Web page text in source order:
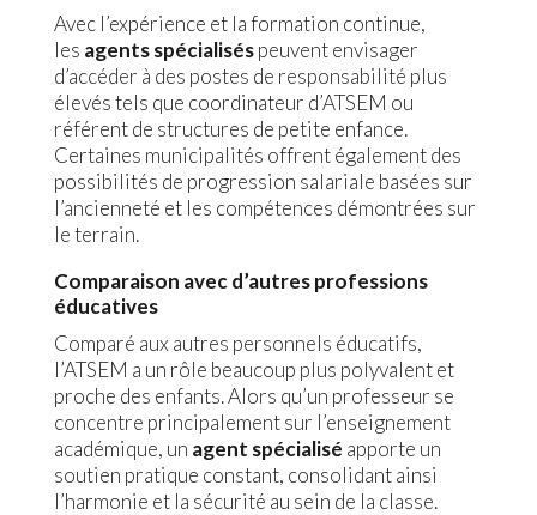
Avec l’expérience et la formation continue,
les agents spécialiséspeuvent envisager
d’accéder à des postes de responsabilité plus
élevés tels que coordinateur d’ATSEM ou
référent de structures de petite enfance.
Certaines municipalités offrent également des
possibilités de progression salariale basées sur
l’ancienneté et les compétences démontrées sur
le terrain.
Comparaison avec d’autres professions
éducatives
Comparé aux autres personnels éducatifs,
l’ATSEM a un rôle beaucoup plus polyvalent et
proche des enfants. Alors qu’un professeur se
concentre principalement sur l’enseignement
académique, un agent spécialisé apporte un
soutien pratique constant, consolidant ainsi
l’harmonie et la sécurité au sein de la classe.